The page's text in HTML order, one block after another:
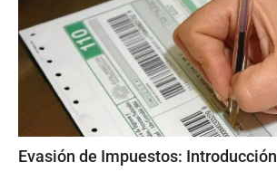
Evasión de Impuestos: Introducción